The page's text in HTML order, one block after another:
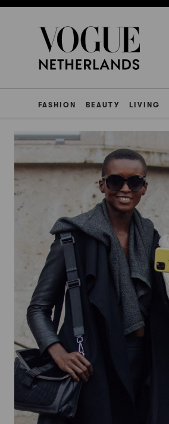
FASHION BEAUTY LIVING